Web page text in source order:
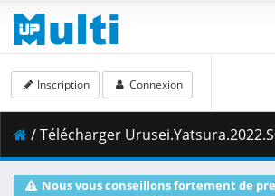
Inscription Connexion
/ Télécharger Urusei.Yatsura.2022.S01E13.1080p.AMZN.WEB-DL.DDP2.0.H.264-VARYG.mkv.001
Nous vous conseillons fortement de